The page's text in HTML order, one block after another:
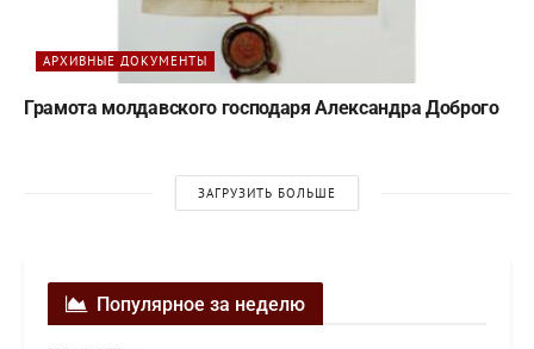
АРХИВНЫЕ ДОКУМЕНТЫ
Грамота молдавского господаря Александра Доброго
ЗАГРУЗИТЬ БОЛЬШЕ
Популярное за неделю